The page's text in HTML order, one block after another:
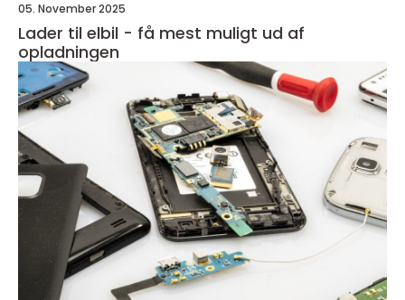
05. November 2025
Lader til elbil - få mest muligt ud af
opladningen